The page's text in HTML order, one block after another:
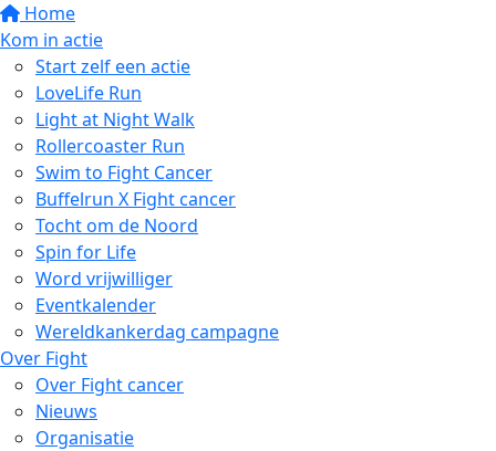
Home
Kom in actie
Start zelf een actie
LoveLife Run
Light at Night Walk
Rollercoaster Run
Swim to Fight Cancer
Buffelrun X Fight cancer
Tocht om de Noord
Spin for Life
Word vrijwilliger
Eventkalender
Wereldkankerdag campagne
Over Fight
Over Fight cancer
Nieuws
Organisatie